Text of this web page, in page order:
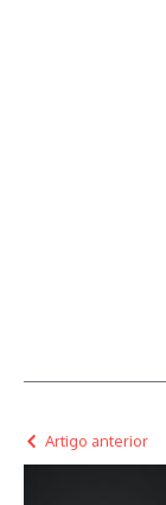
Artigo anterior